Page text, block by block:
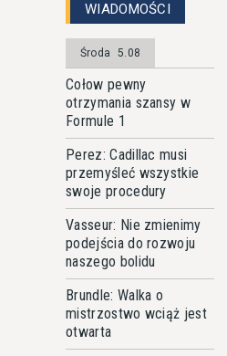
WIADOMOŚCI
Środa 5.08
Cołow pewny
otrzymania szansy w
Formule 1
Perez: Cadillac musi
przemyśleć wszystkie
swoje procedury
Vasseur: Nie zmienimy
podejścia do rozwoju
naszego bolidu
Brundle: Walka o
mistrzostwo wciąż jest
otwarta